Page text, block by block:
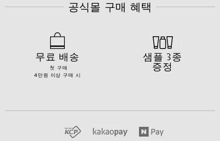
공식몰 구매 혜택
무료 배송
첫 구매
4만원 이상 구매 시
샘플 3종
증정